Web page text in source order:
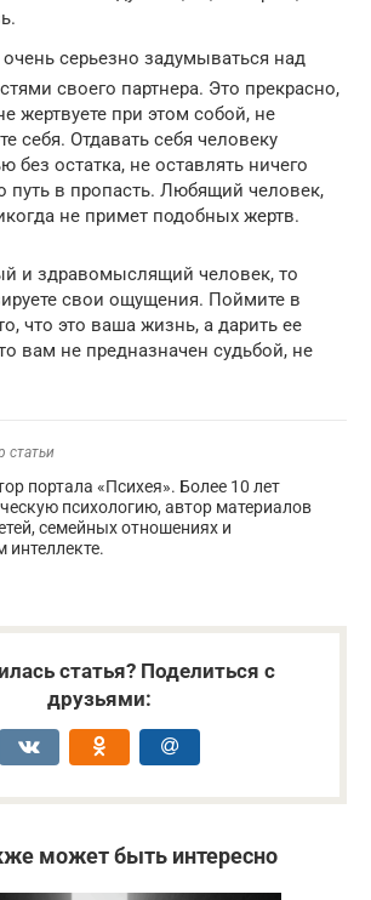
серьезно задумываться над
своего партнера. Это прекрасно,
жертвуете при этом собой, не
себя. Отдавать себя человеку
без остатка, не оставлять ничего
путь в пропасть. Любящий человек,
не примет подобных жертв.
и здравомыслящий человек, то
свои ощущения. Поймите в
что это ваша жизнь, а дарить ее
вам не предназначен судьбой, не
статьи
портала «Психея». Более 10 лет
психологию, автор материалов
семейных отношениях и
статья? Поделиться с
друзьями:
может быть интересно